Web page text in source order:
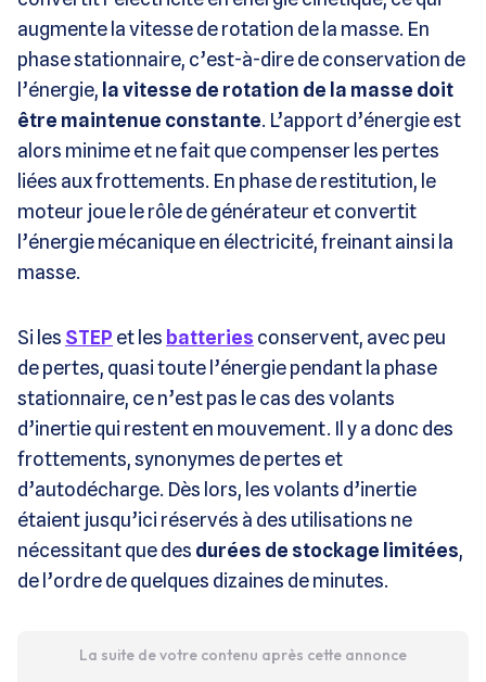
augmente la vitesse de rotation de la masse. En
phase stationnaire, c’est-à-dire de conservation de
l’énergie, la vitesse de rotation de la masse doit
être maintenue constante. L’apport d’énergie est
alors minime et ne fait que compenser les pertes
liées aux frottements. En phase de restitution, le
moteur joue le rôle de générateur et convertit
l’énergie mécanique en électricité, freinant ainsi la
masse.
Si les STEP et les batteries conservent, avec peu
de pertes, quasi toute l’énergie pendant la phase
stationnaire, ce n’est pas le cas des volants
d’inertie qui restent en mouvement. Il y a donc des
frottements, synonymes de pertes et
d’autodécharge. Dès lors, les volants d’inertie
étaient jusqu’ici réservés à des utilisations ne
nécessitant que des durées de stockage limitées,
de l’ordre de quelques dizaines de minutes.
La suite de votre contenu après cette annonce